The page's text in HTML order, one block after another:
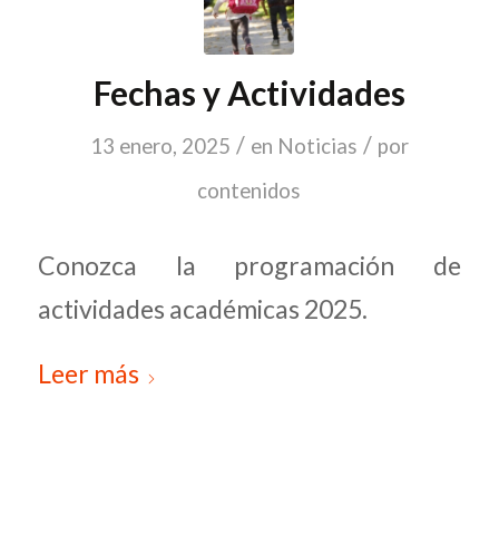
Fechas y Actividades
13 enero, 2025 / en Noticias / por
contenidos
Conozca la programación de
actividades académicas 2025.
Leer más